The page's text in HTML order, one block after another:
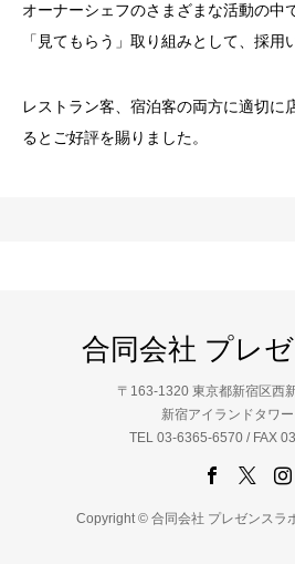
オーナーシェフのさまざまな活動の中
「見てもらう」取り組みとして、採用
レストラン客、宿泊客の両方に適切に
るとご好評を賜りました。
合同会社 プレ
〒163-1320 東京都新宿区西
新宿アイランドタワ
TEL 03-6365-6570 / FAX
Copyright © 合同会社 プレゼンスラ